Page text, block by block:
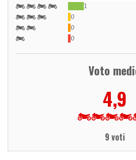
1
0
0
0
Voto
4,9
9 voti